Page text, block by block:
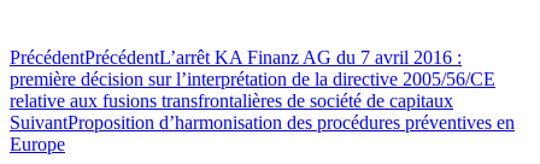
PrécédentPrécédentL’arrêt KA Finanz AG du 7 avril 2016 :
première décision sur l’interprétation de la directive 2005/56/CE
relative aux fusions transfrontalières de société de capitaux
SuivantProposition d’harmonisation des procédures préventives en
Europe